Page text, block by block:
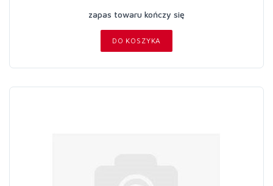
zapas towaru kończy się
DO KOSZYKA